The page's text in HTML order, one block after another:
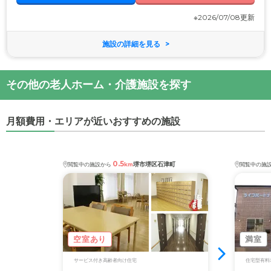
※2026/07/08更新
施設の詳細を見る
その他の老人ホーム・介護施設を探す
月額費用・エリアが近いおすすめの施設
閲覧中の施設から 0.5km堺市堺区石津町
空室あり
サービス付き高齢者向け住宅
閲覧中の施
満室
住宅型有料